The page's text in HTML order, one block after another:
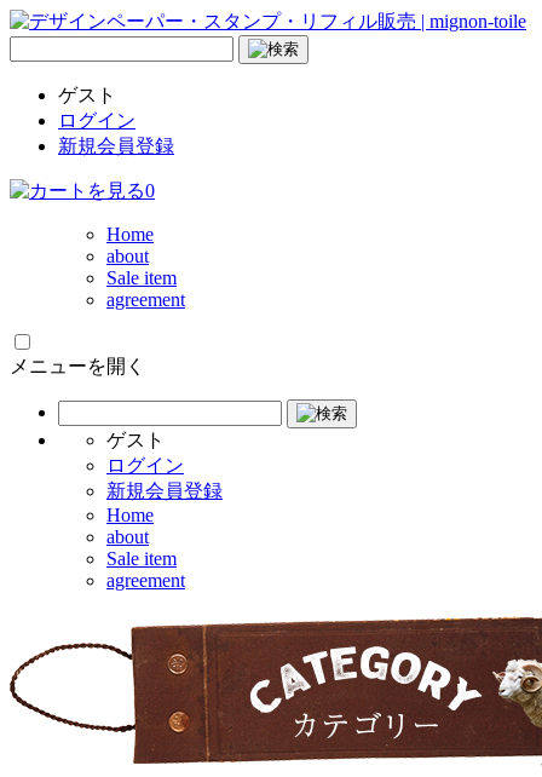
ゲスト
ログイン
新規会員登録
0
Home
about
Sale item
agreement
メニューを開く
ゲスト
ログイン
新規会員登録
Home
about
Sale item
agreement